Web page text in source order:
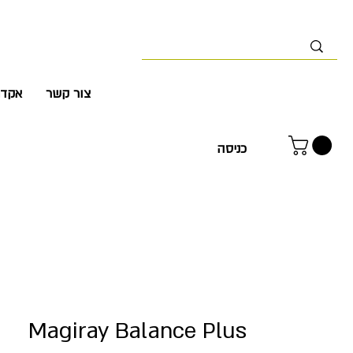
צור קשר
כניסה
Magiray Balance Plus